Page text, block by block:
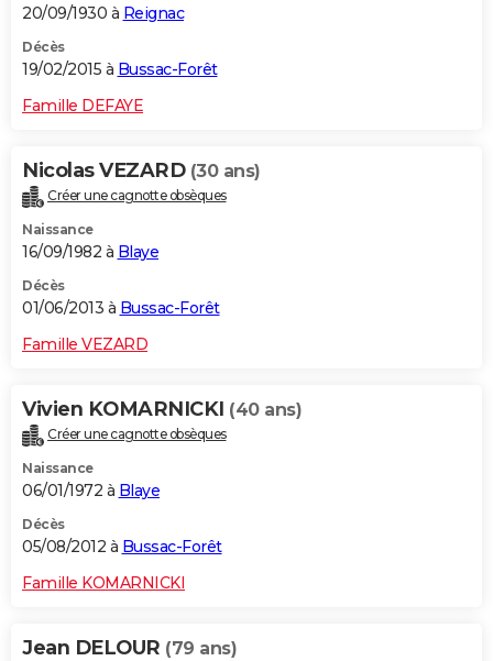
20/09/1930 à Reignac
Décès
19/02/2015 à Bussac-Forêt
Famille DEFAYE
Nicolas VEZARD (30 ans)
Créer une cagnotte obsèques
Naissance
16/09/1982 à Blaye
Décès
01/06/2013 à Bussac-Forêt
Famille VEZARD
Vivien KOMARNICKI (40 ans)
Créer une cagnotte obsèques
Naissance
06/01/1972 à Blaye
Décès
05/08/2012 à Bussac-Forêt
Famille KOMARNICKI
Jean DELOUR (79 ans)